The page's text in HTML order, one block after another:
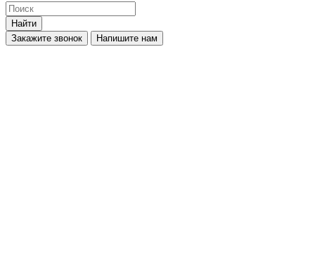
Найти
Закажите звонок
Напишите нам